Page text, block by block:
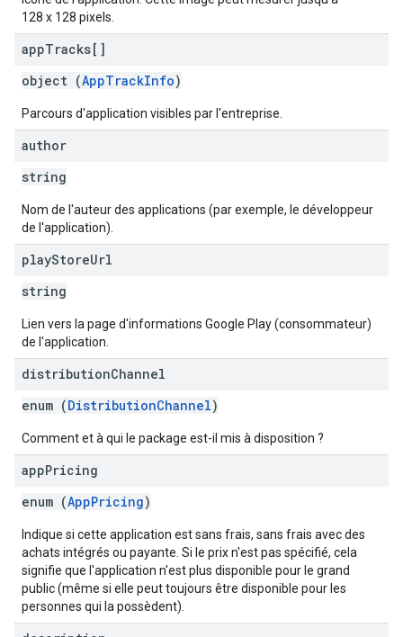
128 x 128 pixels.
appTracks[]
object (AppTrackInfo)
Parcours d'application visibles par l'entreprise.
author
string
Nom de l'auteur des applications (par exemple, le développeur
de l'application).
playStoreUrl
string
Lien vers la page d'informations Google Play (consommateur)
de l'application.
distributionChannel
enum (DistributionChannel)
Comment et à qui le package est-il mis à disposition ?
appPricing
enum (AppPricing)
Indique si cette application est sans frais, sans frais avec des
achats intégrés ou payante. Si le prix n'est pas spécifié, cela
signifie que l'application n'est plus disponible pour le grand
public (même si elle peut toujours être disponible pour les
personnes qui la possèdent).